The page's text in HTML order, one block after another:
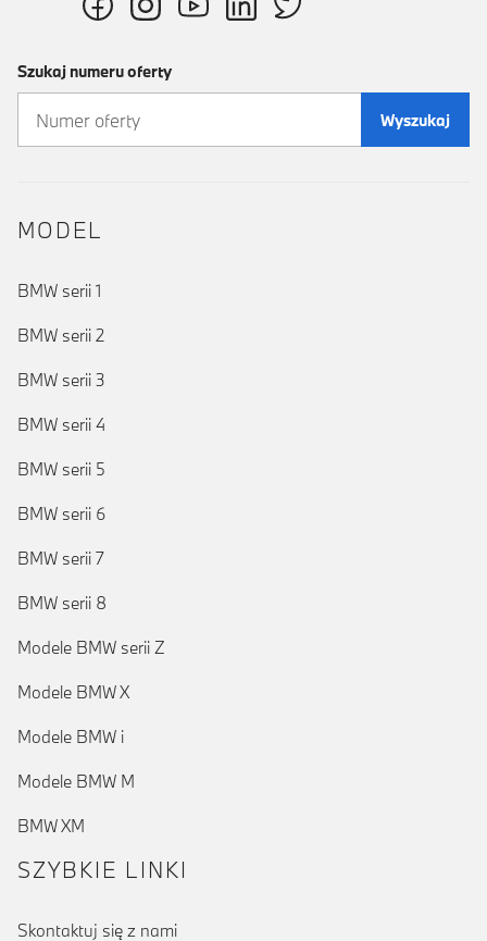
Szukaj numeru oferty
Wyszukaj
MODEL
BMW serii 1
BMW serii 2
BMW serii 3
BMW serii 4
BMW serii 5
BMW serii 6
BMW serii 7
BMW serii 8
Modele BMW serii Z
Modele BMW X
Modele BMW i
Modele BMW M
BMW XM
SZYBKIE LINKI
Skontaktuj się z nami